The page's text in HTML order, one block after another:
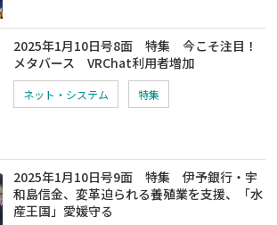
2025年1月10日号8面 特集 今こそ注目！
メタバース VRChat利用者増加
ネット・システム 特集
2025年1月10日号9面 特集 伊予銀行・宇
和島信金、変革迫られる養殖業を支援、「水
産王国」愛媛守る